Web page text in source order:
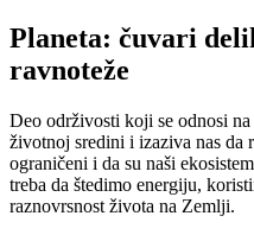
Planeta: čuvari
ravnoteže
Deo održivosti koji se odnosi na
životnoj sredini i izaziva nas da
ograničeni i da su naši
treba da štedimo energiju,
raznovrsnost života na Zemlji.